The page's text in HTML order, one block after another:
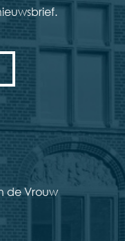
de Vrouw